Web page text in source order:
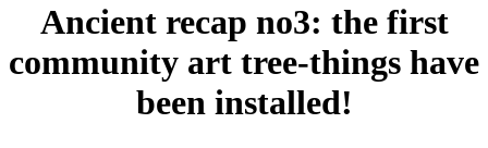
Ancient recap no3: the first
community art tree-things have
been installed!